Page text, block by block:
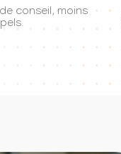
conseil, moins